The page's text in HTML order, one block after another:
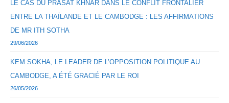
LE CAS DU PRASAT KHNAR DANS LE CONFLIT FRONTALIER
ENTRE LA THAÏLANDE ET LE CAMBODGE : LES AFFIRMATIONS
DE MR ITH SOTHA
29/06/2026
KEM SOKHA, LE LEADER DE L’OPPOSITION POLITIQUE AU
CAMBODGE, A ÉTÉ GRACIÉ PAR LE ROI
26/05/2026